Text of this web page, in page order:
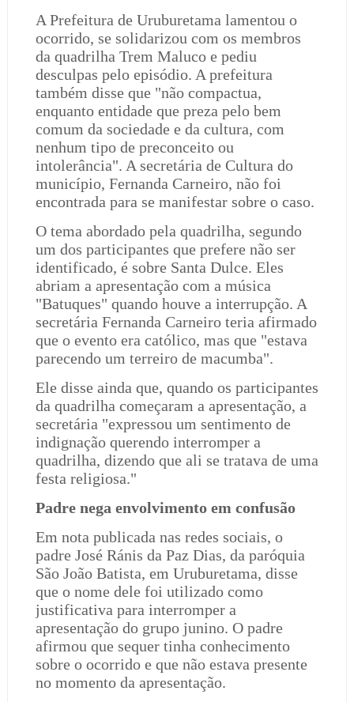
A Prefeitura de Uruburetama lamentou o
ocorrido, se solidarizou com os membros
da quadrilha Trem Maluco e pediu
desculpas pelo episódio. A prefeitura
também disse que "não compactua,
enquanto entidade que preza pelo bem
comum da sociedade e da cultura, com
nenhum tipo de preconceito ou
intolerância". A secretária de Cultura do
município, Fernanda Carneiro, não foi
encontrada para se manifestar sobre o caso.
O tema abordado pela quadrilha, segundo
um dos participantes que prefere não ser
identificado, é sobre Santa Dulce. Eles
abriam a apresentação com a música
"Batuques" quando houve a interrupção. A
secretária Fernanda Carneiro teria afirmado
que o evento era católico, mas que "estava
parecendo um terreiro de macumba".
Ele disse ainda que, quando os participantes
da quadrilha começaram a apresentação, a
secretária "expressou um sentimento de
indignação querendo interromper a
quadrilha, dizendo que ali se tratava de uma
festa religiosa."
Padre nega envolvimento em confusão
Em nota publicada nas redes sociais, o
padre José Ránis da Paz Dias, da paróquia
São João Batista, em Uruburetama, disse
que o nome dele foi utilizado como
justificativa para interromper a
apresentação do grupo junino. O padre
afirmou que sequer tinha conhecimento
sobre o ocorrido e que não estava presente
no momento da apresentação.